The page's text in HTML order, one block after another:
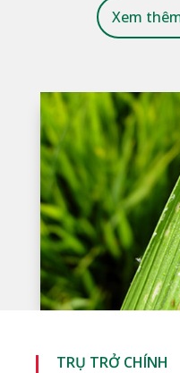
Xem
TRỤ TRỞ CHÍNH